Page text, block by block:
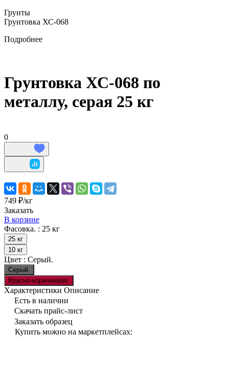
Грунты
Грунтовка ХС-068
Подробнее
Грунтовка ХС-068 по
металлу, серая 25 кг
0
749 ₽/кг
Заказать
В корзине
Фасовка. : 25 кг
25 кг
10 кг
Цвет : Серый.
Серый.
Красно-коричневая.
Характеристики Описание
Есть в наличии
Скачать прайс-лист
Заказать образец
Купить можно на маркетплейсах: